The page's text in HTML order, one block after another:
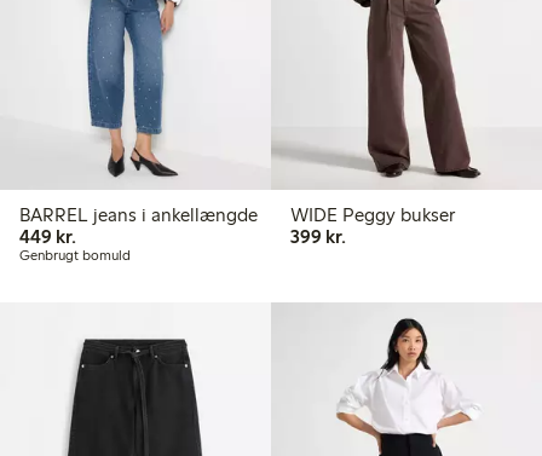
BARREL jeans i ankellængde
449 kr.
Genbrugt bomuld
WIDE Peggy bukser
399 kr.